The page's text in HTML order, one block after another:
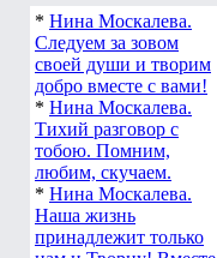
* Нина Москалева.
Следуем за зовом
своей души и творим
добро вместе с вами!
* Нина Москалева.
Тихий разговор с
тобою. Помним,
любим, скучаем.
* Нина Москалева.
Наша жизнь
принадлежит только